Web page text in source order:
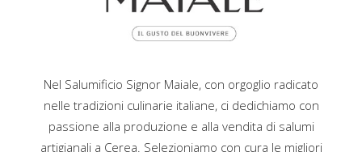
Nel Salumificio Signor Maiale, con orgoglio radicato
nelle tradizioni culinarie italiane, ci dedichiamo con
passione alla produzione e alla vendita di salumi
artigianali a Cerea. Selezioniamo con cura le migliori